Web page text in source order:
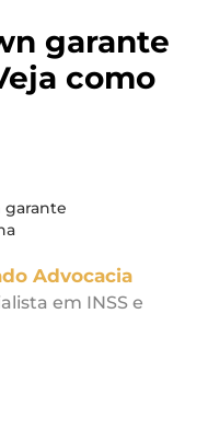
garante
como
Advocacia
em INSS e